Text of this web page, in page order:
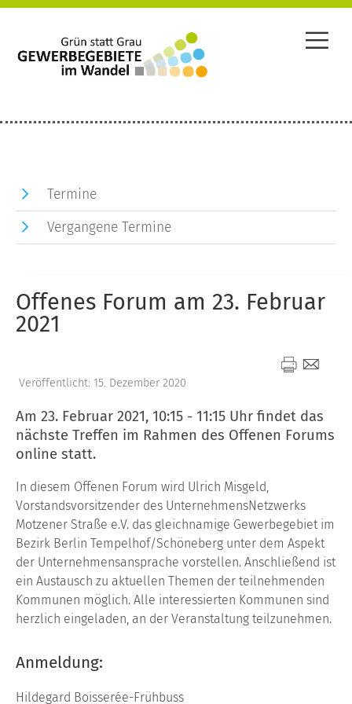
Offenes Forum am 23. Februar
2021
Veröffentlicht: 15. Dezember 2020
Am 23. Februar 2021, 10:15 - 11:15 Uhr findet das
nächste Treffen im Rahmen des Offenen Forums
online statt.
In diesem Offenen Forum wird Ulrich Misgeld,
Vorstandsvorsitzender des UnternehmensNetzwerks
Motzener Straße e.V. das gleichnamige Gewerbegebiet im
Bezirk Berlin Tempelhof/Schöneberg unter dem Aspekt
der Unternehmensansprache vorstellen. Anschließend ist
ein Austausch zu aktuellen Themen der teilnehmenden
Kommunen möglich. Alle interessierten Kommunen sind
herzlich eingeladen, an der Veranstaltung teilzunehmen.
Anmeldung:
Hildegard Boisserée-Frühbuss
Termine
Vergangene Termine